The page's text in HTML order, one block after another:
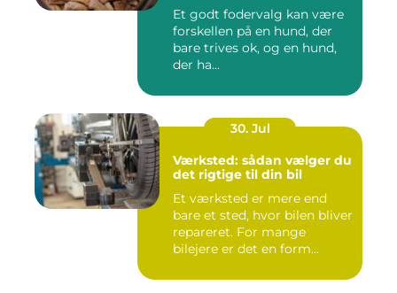
Et godt fodervalg kan være
forskellen på en hund, der
bare trives ok, og en hund,
der ha...
30. Jul
Værksted: sådan vælger du
det rigtige til din bil
Et værksted er mere end
bare et sted, hvor bilen bliver
repareret. For mange
bilejere er det en form...